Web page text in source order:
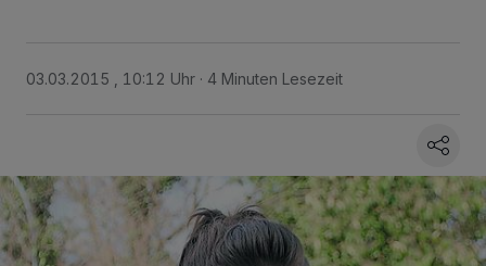
03.03.2015 , 10:12 Uhr 4 Minuten Lesezeit